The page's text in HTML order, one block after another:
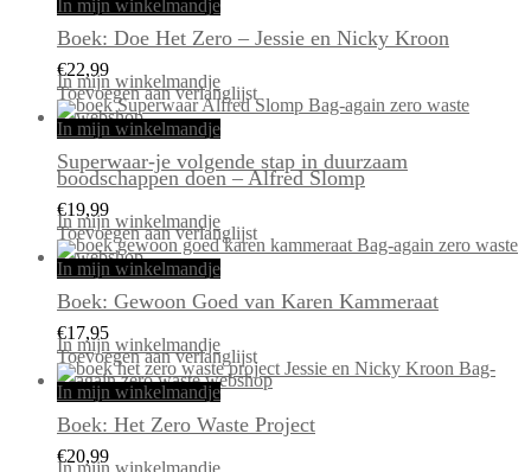
In mijn winkelmandje
Boek: Doe Het Zero – Jessie en Nicky Kroon
€22,99
In mijn winkelmandje
Toevoegen aan verlanglijst
In mijn winkelmandje
Superwaar-je volgende stap in duurzaam
boodschappen doen – Alfred Slomp
€19,99
In mijn winkelmandje
Toevoegen aan verlanglijst
In mijn winkelmandje
Boek: Gewoon Goed van Karen Kammeraat
€17,95
In mijn winkelmandje
Toevoegen aan verlanglijst
In mijn winkelmandje
Boek: Het Zero Waste Project
€20,99
In mijn winkelmandje